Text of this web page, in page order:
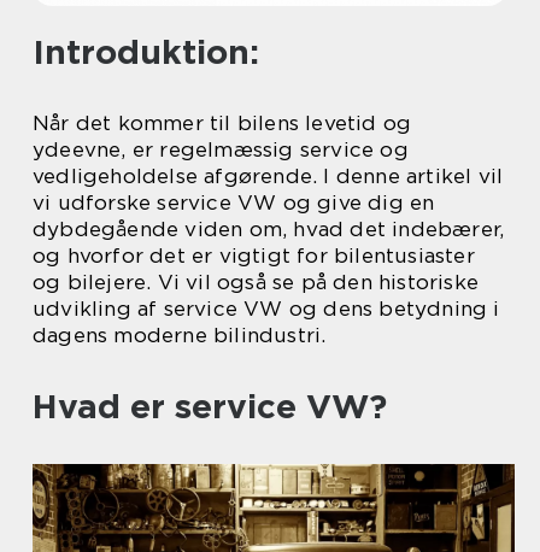
Introduktion:
Når det kommer til bilens levetid og
ydeevne, er regelmæssig service og
vedligeholdelse afgørende. I denne artikel vil
vi udforske service VW og give dig en
dybdegående viden om, hvad det indebærer,
og hvorfor det er vigtigt for bilentusiaster
og bilejere. Vi vil også se på den historiske
udvikling af service VW og dens betydning i
dagens moderne bilindustri.
Hvad er service VW?